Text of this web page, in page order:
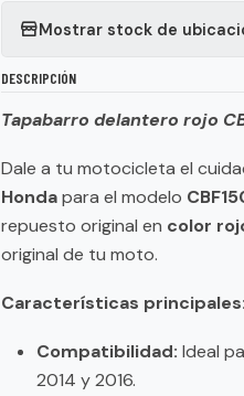
Mostrar stock de
DESCRIPCIÓN
Tapabarro delantero rojo
Dale a tu motocicleta el
Hondapara el modelo
repuesto original en color
original de tu moto.
Características principales:
Compatibilidad: Ideal
2014 y 2016.